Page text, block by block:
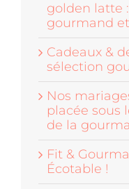
golden latte
gourmand
Cadeaux &
sélection
Nos
placée sous
de la
Fit &
Écotable !